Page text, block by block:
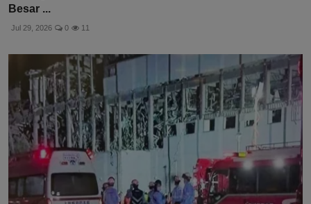
Besar ...
Jul 29, 2026 0 11